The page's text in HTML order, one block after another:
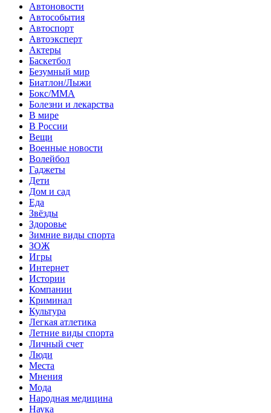
Автоновости
Автособытия
Автоспорт
Автоэксперт
Актеры
Баскетбол
Безумный мир
Биатлон/Лыжи
Бокс/MMA
Болезни и лекарства
В мире
В России
Вещи
Военные новости
Волейбол
Гаджеты
Дети
Дом и сад
Еда
Звёзды
Здоровье
Зимние виды спорта
ЗОЖ
Игры
Интернет
Истории
Компании
Криминал
Культура
Легкая атлетика
Летние виды спорта
Личный счет
Люди
Места
Мнения
Мода
Народная медицина
Наука